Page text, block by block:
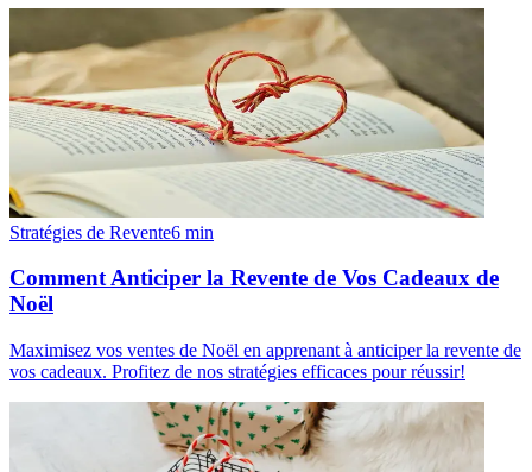
Stratégies de Revente6 min
Comment Anticiper la Revente de Vos Cadeaux de
Noël
Maximisez vos ventes de Noël en apprenant à anticiper la revente de
vos cadeaux. Profitez de nos stratégies efficaces pour réussir!